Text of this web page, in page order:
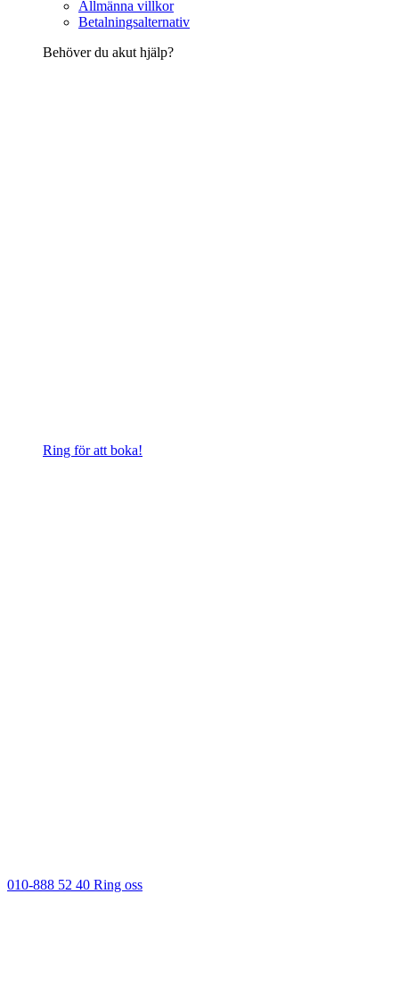
Allmänna villkor
Betalningsalternativ
Behöver du akut hjälp?
Ring för att boka!
010-888 52 40 Ring oss